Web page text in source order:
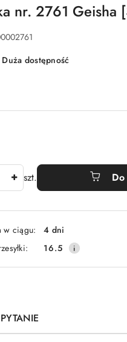
nr. 2761 Geisha
Duża dostępność
szt.
w ciągu:
4 dni
16.5